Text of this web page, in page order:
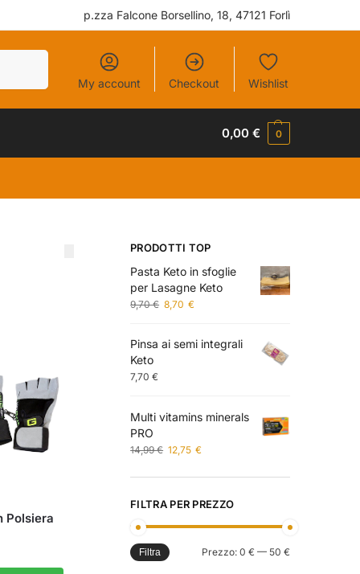
p.zza Falcone Borsellino, 18, 47121 Forlì
My account Checkout Wishlist
0,00€ 0
Polsiera
PRODOTTI TOP
Pasta Keto in sfoglie
per Lasagne Keto
9,70€ 8,70 €
Pinsa ai semi integrali
Keto
7,70€
Multi vitamins minerals
PRO
14,99€ 12,75 €
FILTRA PER PREZZO
Filtra Prezzo: 0 € — 50 €